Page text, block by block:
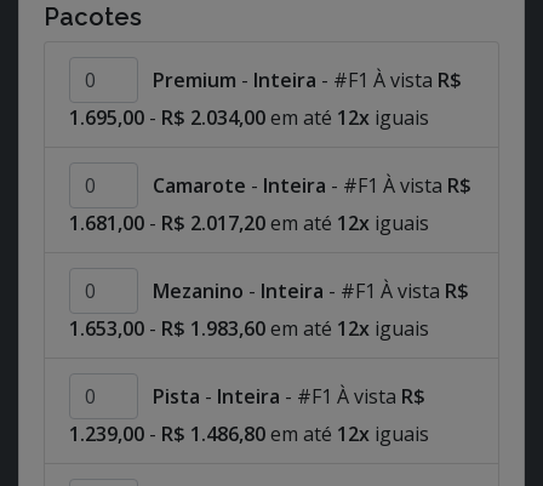
Pacotes
Premium - Inteira - #F1 À vista R$
1.695,00 - R$ 2.034,00em até 12x iguais
Camarote - Inteira - #F1 À vista R$
1.681,00 - R$ 2.017,20em até 12x iguais
Mezanino - Inteira - #F1 À vista R$
1.653,00 - R$ 1.983,60em até 12x iguais
Pista - Inteira - #F1 À vista R$
1.239,00 - R$ 1.486,80em até 12x iguais